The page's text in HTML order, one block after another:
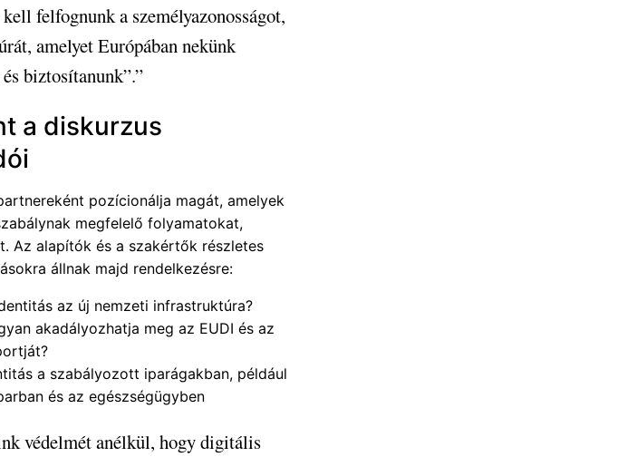
felfognunk a személyazonosságot,
amelyet Európában nekünk
biztosítanunk”.”
a diskurzus
pozícionálja magát, amelyek
megfelelő folyamatokat,
Az alapítók és a szakértők részletes
állnak majd rendelkezésre:
az új nemzeti infrastruktúra?
akadályozhatja meg az EUDI és az
a szabályozott iparágakban, például
és az egészségügyben
védelmét anélkül, hogy digitális